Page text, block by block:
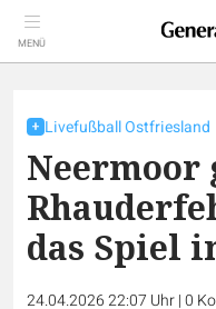
MENÜ
Livefußball Ostfriesland
Neermoor
das Spiel
24.04.2026 22:07 Uhr|0